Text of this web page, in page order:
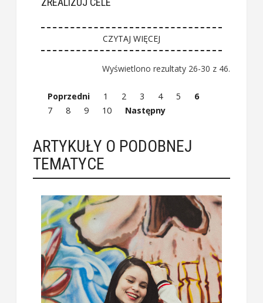
CZYTAJ WIĘCEJ
Wyświetlono rezultaty 26-30 z 46.
Poprzedni 1 2 3 4 5
6
7
8 9 10 Następny
ARTYKUŁY O PODOBNEJ
TEMATYCE